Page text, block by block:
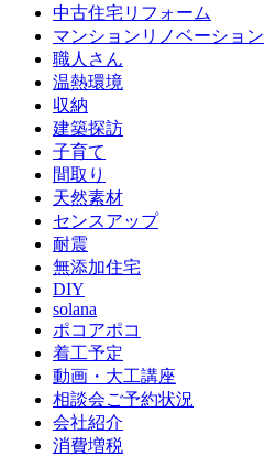
中古住宅リフォーム
マンションリノベーション
職人さん
温熱環境
収納
建築探訪
子育て
間取り
天然素材
センスアップ
耐震
無添加住宅
DIY
solana
ポコアポコ
着工予定
動画・大工講座
相談会ご予約状況
会社紹介
消費増税